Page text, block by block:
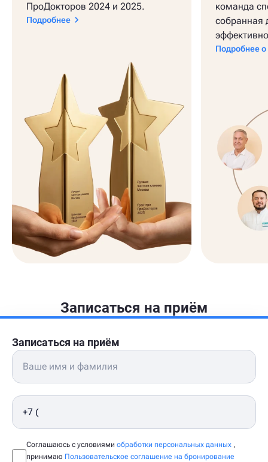
ПроДокторов 2024 и 2025.
Подробнее
команда
собранная
Подробнее о
Записаться на приём
Записаться на приём
Соглашаюсь с условиями обработки персональных данных ,
принимаю Пользовательское соглашение на бронирование